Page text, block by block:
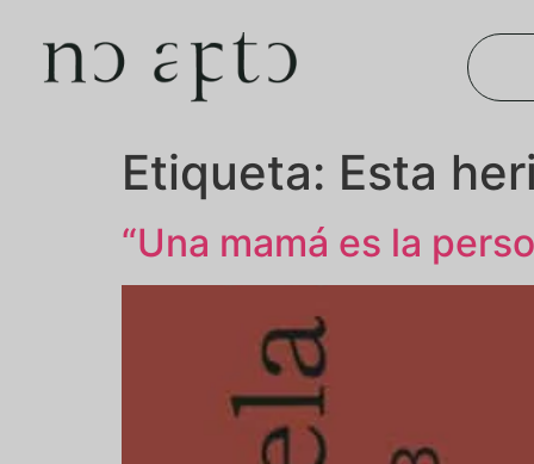
Etiqueta: Esta
“Una mamá es la